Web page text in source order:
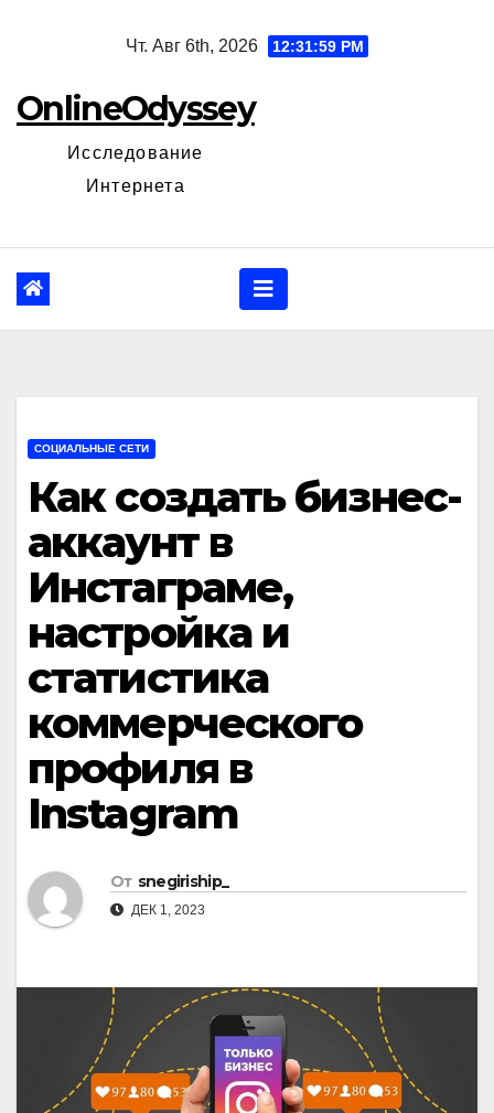
Чт. Авг 6th, 2026 12:32:00 PM
OnlineOdyssey
Исследование
Интернета
СОЦИАЛЬНЫЕ СЕТИ
Как создать бизнес-
аккаунт в
Инстаграме,
настройка и
статистика
коммерческого
профиля в
Instagram
От snegiriship_
ДЕК 1, 2023